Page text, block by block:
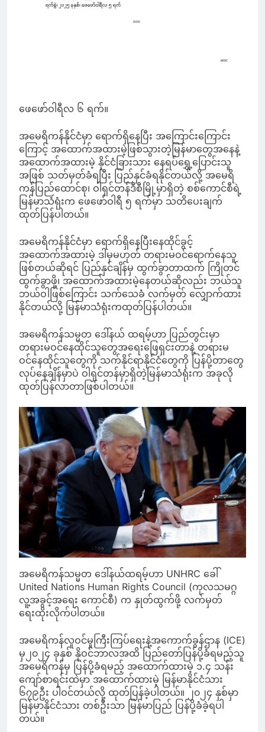
ဖေဖော်ဝါရီလ ၆ ရက်။
အမေရိကန်နိုင်ငံမှာ ရောက်ရှိနေပြီး အကြောင်းကြောင်း
ကြောင့် အထောက်အထားမဲ့ဖြစ်သွားတဲ့မြန်မာတွေအနေနဲ့
အထောက်အထားမဲ့ နိုင်ငံခြားသား နေရပ်ရွှေ့ပြောင်းသူ
အဖြစ် သတ်မှတ်ခံရပြီး ပြည်နှင်ခံရနိုင်တယ်လို့ အမေရိ
ကန်ပြည်ထောင်စု၊ ဝါရှင်တန်ဒီစီမြို့မှာရှိတဲ့ စစ်ကောင်စီရဲ့
မြန်မာသံရုံးက ဖေဖော်ဝါရီ ၅ ရက်မှာ သတိပေးချက်
ထုတ်ပြန်ပါတယ်။
အမေရိကန်နိုင်ငံမှာ ရောက်ရှိနေပြီးနေထိုင်ခွင့်
အထောက်အထားမဲ့ ဒါမှမဟုတ် တရားမဝင်ရောက်နေသူ
ဖြစ်တယ်ဆိုရင် ပြည်နှင်ချိန်မှ ထွက်ခွာတာထက် ကြိုတင်
ထွက်ခွာဖို့၊ အထောက်အထားမဲ့နေတယ်ဆိုလည်း ဘယ်သူ
ဘယ်ဝါဖြစ်ကြောင်း သက်သေခံ လက်မှတ် လျှောက်ထား
နိုင်တယ်လို့ မြန်မာသံရုံးကထုတ်ပြန်ပါတယ်။
အမေရိကန်သမ္မတ ဒေါ်နယ် ထရမ့်ဟာ ပြည်တွင်းမှာ
တရားမဝင်နေထိုင်သူတွေအရေးဖြေရှင်းတာနဲ့ တရားမ
ဝင်နေထိုင်သူတွေကို သက်နိုင်ရာနိုင်ငံတွေကို ပြန်ပို့တာတွေ
လုပ်နေချိန်မှာပဲ ဝါရှင်တန်မှာရှိတဲ့မြန်မာသံရုံးက အခုလို
ထုတ်ပြန်လာတာဖြစ်ပါတယ်။
အမေရိကန်သမ္မတ ဒေါ်နယ်ထရမ့်ဟာ UNHRC ခေါ်
United Nations Human Rights Council (ကုလသမဂ္ဂ
လူ့အခွင့်အရေး ကောင်စီ) က နှုတ်ထွက်ဖို့ လက်မှတ်
ရေးထိုးလိုက်ပါတယ်။
အမေရိကန်လူဝင်မှုကြီးကြပ်ရေးနဲ့အကောက်ခွန်ဌာန (ICE)
မှ၂၀၂၄ ခုနှစ် နိုဝင်ဘာလအထိ ပြည်တော်ပြန်ပို့ခံရမည့်သူ
အမေရိကန်မှ ပြန်ပို့ခံရမည့် အထောက်ထားမဲ့ ၁.၄ သန်း
ကျော်စာရင်းထဲမှာ အထောက်ထားမဲ့ မြန်မာနိုင်ငံသား
၆၇၉ဦး ပါဝင်တယ်လို့ ထုတ်ပြန်ခဲ့ပါတယ်။ ၂၀၂၄ နှစ်မှာ
မြန်မာနိုင်ငံသား တစ်ဦးသာ မြန်မာပြည် ပြန်ပို့ခံခဲ့ရပါ
တယ်။